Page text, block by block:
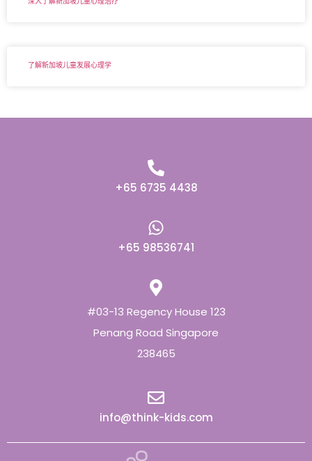
了解新加坡儿童发展心理学
+65 6735 4438
+65 98536741
#03-13 Regency House 123
Penang Road Singapore
238465
info@think-kids.com